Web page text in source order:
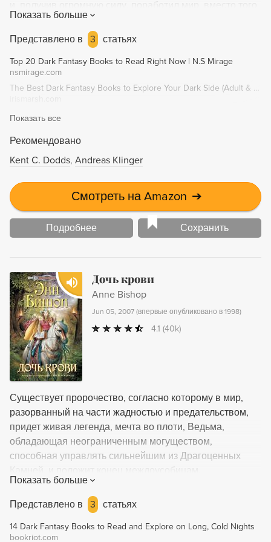
чтобы освободить его. С тех пор с неба в Последней
империи сыплется пепел, солнце — цвета крови, а
ночью мир обволакивает таинственный туман,
отбирающий у людей душу. Способен ли хоть один
человек сокрушить всесильного императора? Да,
отвечает Кельсер — вор, человек-легенда,
самого лорда-правителя, сосланный за это на рудники
и сумевши&
Показать больше
Представлено в
3 статьях
Top 20 Dark Fantasy Books to Read Right Now | N.S Mirage
nsmirage.com
The Best Dark Fantasy Books to Explore Your Dark Side (Adult & YA)
Показать все
Рекомендовано
Kent C. Dodds Andreas Klinger
Смотреть на Amazon ➔
Подробнее Сохранить
Дочь крови
Anne Bishop
Jun 05, 2007 (впервые опубликовано в 1998)
4.1 (40k)
Существует пророчество, согласно которому в мир,
разорванный на части жадностью и предательством,
придет живая легенда, мечта во плоти, Ведьма,
обладающая неограниченным могуществом,
способная управлять сильнейшим из Драгоценных
Представители Крови затаили дыхание в ожидании
появления Королевы - и вот время настало... Но
Джаннель - еще совсем ребенок, невинная девочка с
большими голубыми глазами, открытая всему миру и
Показать больше
Представлено в
3 статьях
14 Dark Fantasy Books to Read and Explore on Long, Cold Nights
bookriot.com